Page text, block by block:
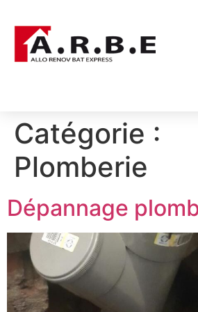
Catégorie :
Plomberie
Dépannage